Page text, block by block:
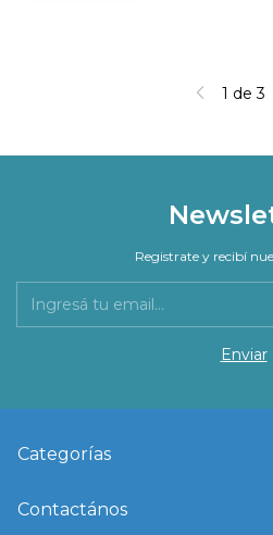
1 de 3
Registrate y recibí
Categorías
Contactános